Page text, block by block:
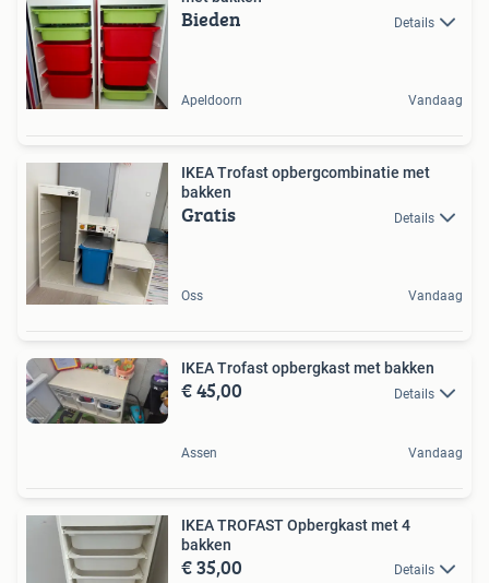
Bieden Details
Apeldoorn Vandaag
IKEA Trofast opbergcombinatie met
bakken
Gratis Details
Oss Vandaag
IKEA Trofast opbergkast met bakken
€ 45,00 Details
Assen Vandaag
IKEA TROFAST Opbergkast met 4
bakken
€ 35,00 Details